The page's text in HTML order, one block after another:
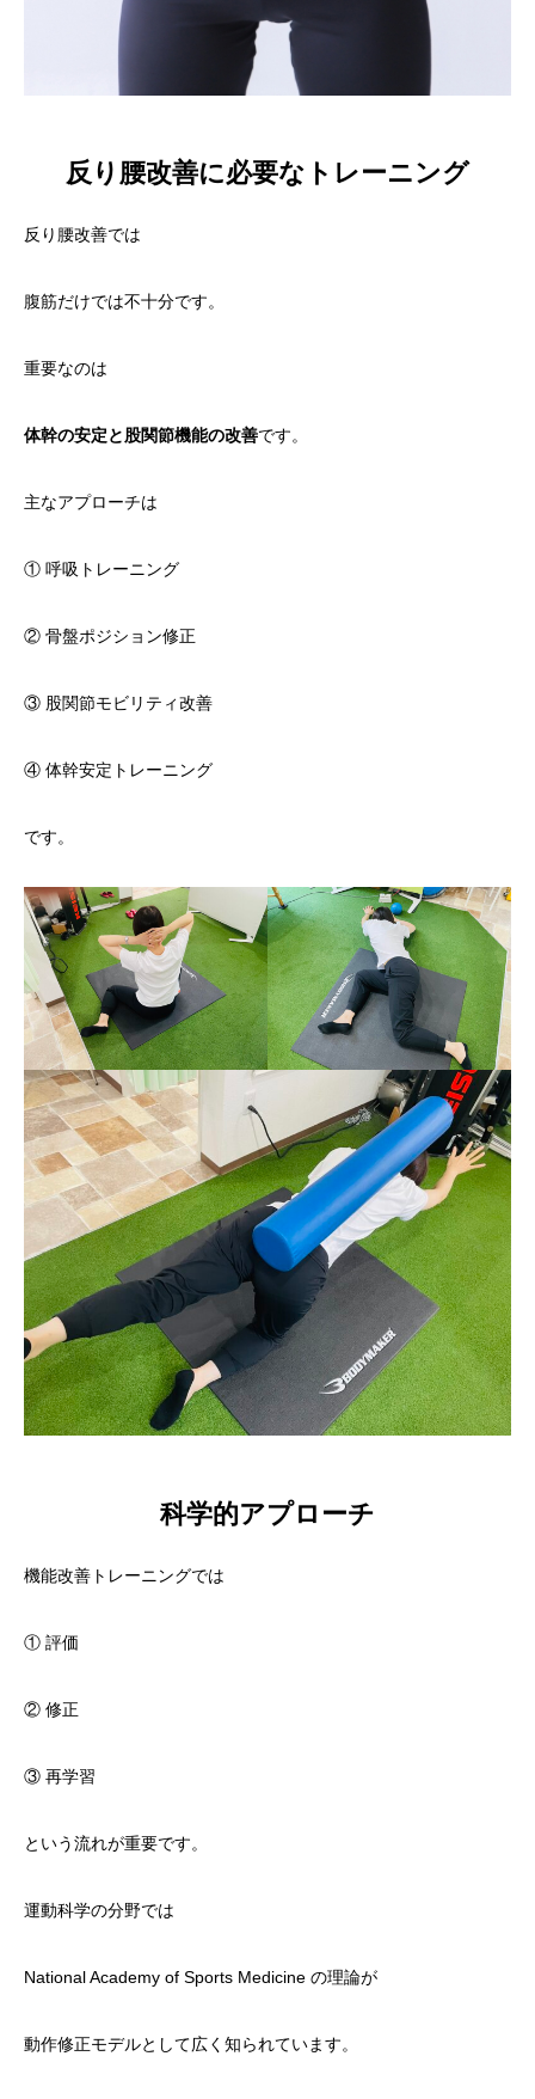
反り腰改善に必要なトレーニング
反り腰改善では
腹筋だけでは不十分です。
重要なのは
体幹の安定と股関節機能の改善です。
主なアプローチは
① 呼吸トレーニング
② 骨盤ポジション修正
③ 股関節モビリティ改善
④ 体幹安定トレーニング
です。
科学的アプローチ
機能改善トレーニングでは
① 評価
② 修正
③ 再学習
という流れが重要です。
運動科学の分野では
National Academy of Sports Medicine の理論が
動作修正モデルとして広く知られています。